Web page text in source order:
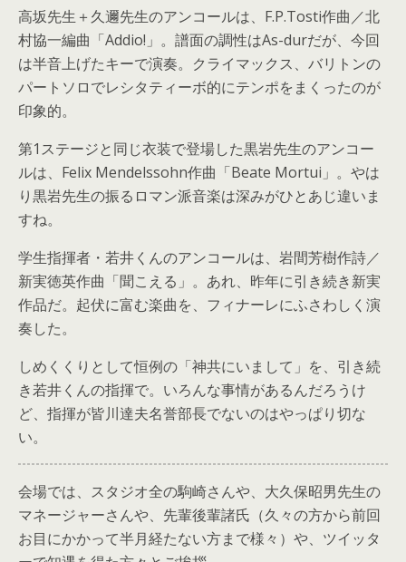
高坂先生＋久邇先生のアンコールは、F.P.Tosti作曲／北
村協一編曲「Addio!」。譜面の調性はAs-durだが、今回
は半音上げたキーで演奏。クライマックス、バリトンの
パートソロでレシタティーボ的にテンポをまくったのが
印象的。
第1ステージと同じ衣装で登場した黒岩先生のアンコー
ルは、Felix Mendelssohn作曲「Beate Mortui」。やは
り黒岩先生の振るロマン派音楽は深みがひとあじ違いま
すね。
学生指揮者・若井くんのアンコールは、岩間芳樹作詩／
新実徳英作曲「聞こえる」。あれ、昨年に引き続き新実
作品だ。起伏に富む楽曲を、フィナーレにふさわしく演
奏した。
しめくくりとして恒例の「神共にいまして」を、引き続
き若井くんの指揮で。いろんな事情があるんだろうけ
ど、指揮が皆川達夫名誉部長でないのはやっぱり切な
い。
会場では、スタジオ全の駒崎さんや、大久保昭男先生の
マネージャーさんや、先輩後輩諸氏（久々の方から前回
お目にかかって半月経たない方まで様々）や、ツイッタ